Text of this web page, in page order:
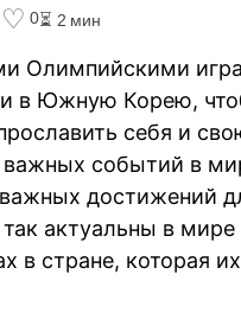
♡ 0⏳ 2 мин
Олимпийскими
в Южную Корею,
себя и
событий в
достижений
актуальны в
в стране, которая